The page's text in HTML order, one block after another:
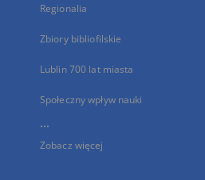
Regionalia
Zbiory bibliofilskie
Lublin 700 lat miasta
Społeczny wpływ nauki
...
Zobacz więcej